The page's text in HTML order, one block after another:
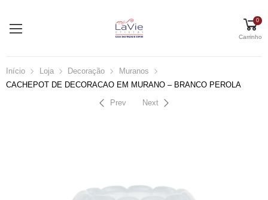
0
Carrinho
Início Loja Decoração
Muranos
CACHEPOT DE DECORACAO EM MURANO – BRANCO PEROLA
Prev Next